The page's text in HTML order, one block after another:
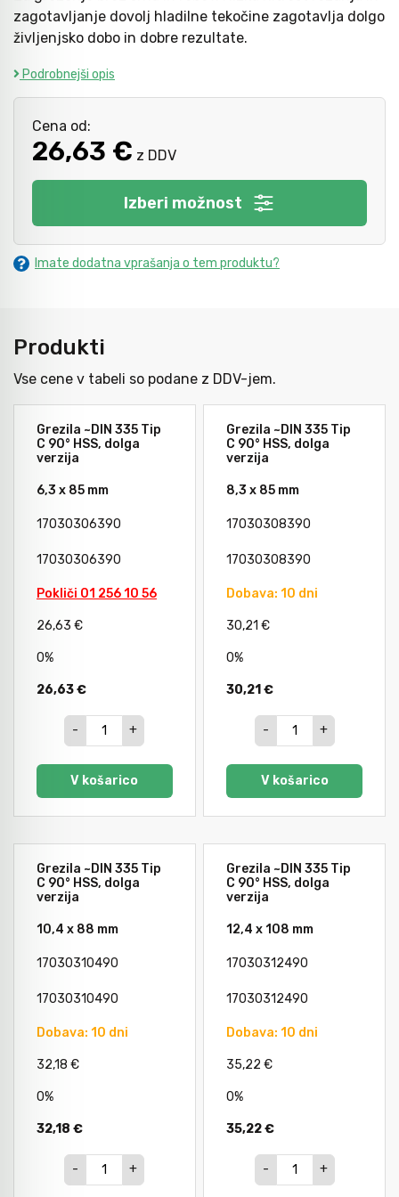
zagotavljanje dovolj hladilne tekočine zagotavlja dolgo
življenjsko dobo in dobre rezultate.
Podrobnejši opis
Cena od:
26,63 € z DDV
Izberi možnost
Imate dodatna vprašanja o tem produktu?
Produkti
Vse cene v tabeli so podane z DDV-jem.
Grezila ~DIN 335 Tip
C 90° HSS, dolga
verzija
6,3 x 85 mm
17030306390
17030306390
Pokliči 01 256 10 56
26,63 €
0%
26,63 €
- +
V košarico
Grezila ~DIN 335 Tip
C 90° HSS, dolga
verzija
8,3 x 85 mm
17030308390
17030308390
Dobava: 10 dni
30,21 €
0%
30,21 €
- +
V košarico
Grezila ~DIN 335 Tip
C 90° HSS, dolga
verzija
10,4 x 88 mm
17030310490
17030310490
Dobava: 10 dni
32,18 €
0%
32,18 €
- +
Grezila ~DIN 335 Tip
C 90° HSS, dolga
verzija
12,4 x 108 mm
17030312490
17030312490
Dobava: 10 dni
35,22 €
0%
35,22 €
- +
Točkala, dleta, luknjači in pile
Vzvodi in primeži
Svetila
Avtomobilsko orodje
Inštalatersko orodje
Razno
Tesarsko orodje
Dom in vrt
Orodje za kolesa